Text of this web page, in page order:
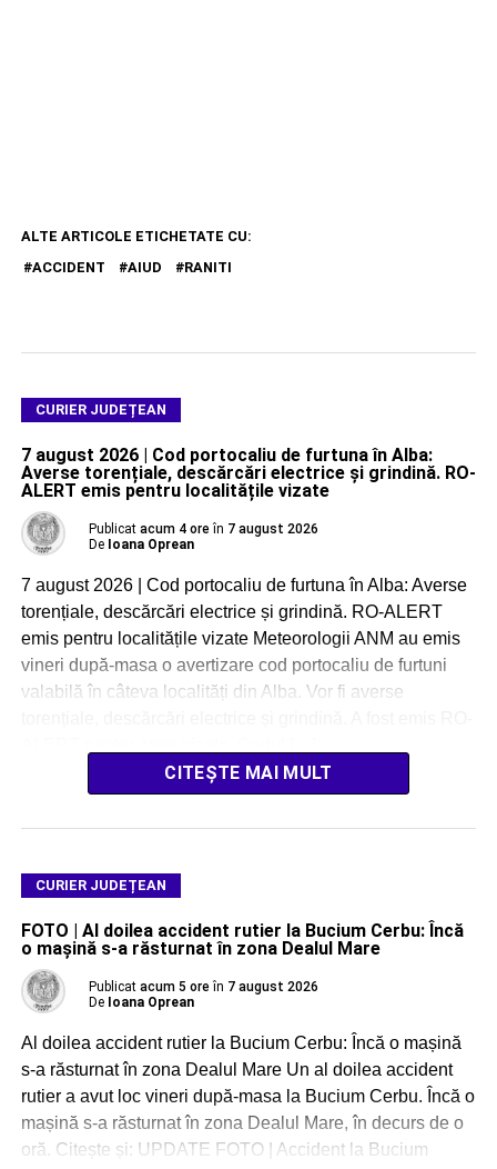
ALTE ARTICOLE ETICHETATE CU:
ACCIDENT
AIUD RANITI
CURIER JUDEȚEAN
7 august 2026 | Cod portocaliu de furtuna în Alba:
Averse torențiale, descărcări electrice și grindină. RO-
ALERT emis pentru localitățile vizate
Publicat acum 4 ore în 7 august 2026
De Ioana Oprean
7 august 2026 | Cod portocaliu de furtuna în Alba: Averse
torențiale, descărcări electrice și grindină. RO-ALERT
emis pentru localitățile vizate Meteorologii ANM au emis
vineri după-masa o avertizare cod portocaliu de furtuni
valabilă în câteva localități din Alba. Vor fi averse
CITEȘTE MAI MULT
CURIER JUDEȚEAN
FOTO | Al doilea accident rutier la Bucium Cerbu: Încă
o mașină s-a răsturnat în zona Dealul Mare
Publicat acum 5 ore în 7 august 2026
De Ioana Oprean
Al doilea accident rutier la Bucium Cerbu: Încă o mașină
s-a răsturnat în zona Dealul Mare Un al doilea accident
rutier a avut loc vineri după-masa la Bucium Cerbu. Încă o
mașină s-a răsturnat în zona Dealul Mare, în decurs de o
oră. Citește și: UPDATE FOTO | Accident la Bucium